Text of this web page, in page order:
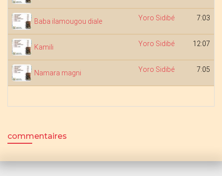
Baba ilamougou diale Yoro Sidibé 7:03
Kamili Yoro Sidibé 12:07
Namara magni Yoro Sidibé 7:05
commentaires